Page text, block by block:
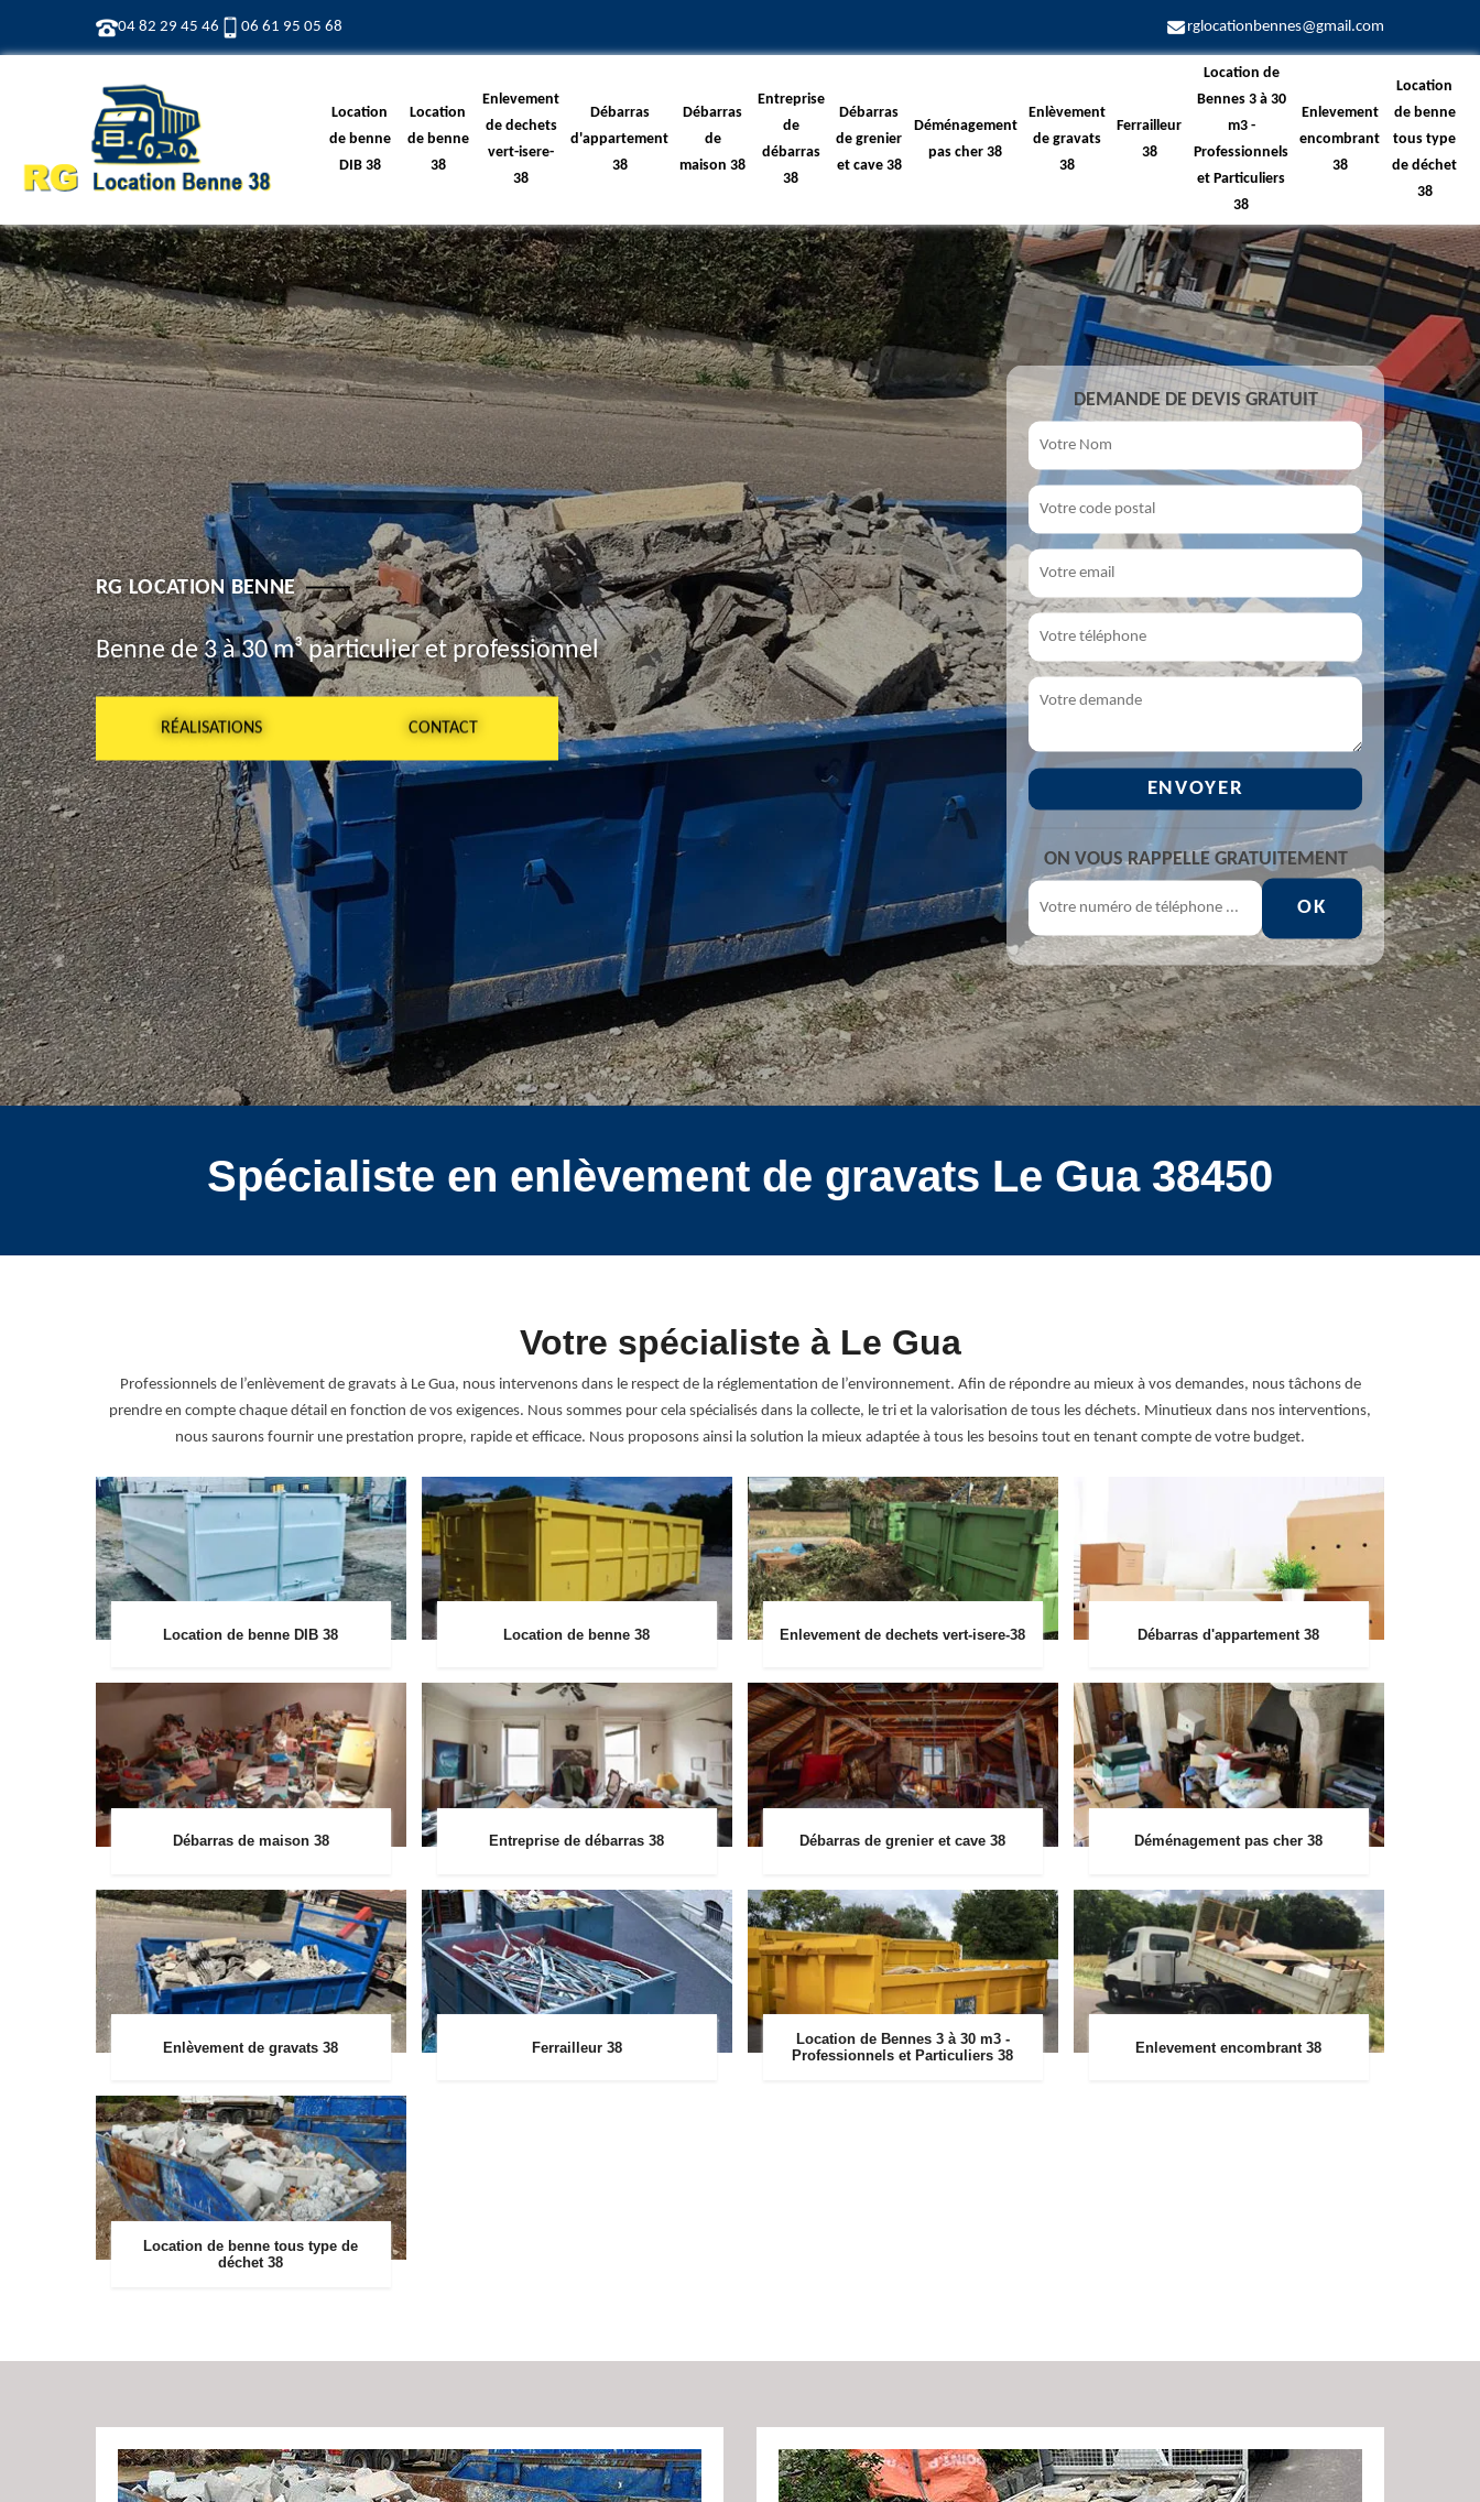
04 82 29 45 46 06 61 95 05 68 rglocationbennes@gmail.com
Location
de benne
DIB 38
Location
de benne
38
Enlevement
de dechets
vert-isere-
38
Débarras
d'appartement
38
Débarras
de
maison 38
Entreprise
de
débarras
38
Débarras
de grenier
et cave 38
Déménagement
pas cher 38
Enlèvement
de gravats
38
Ferrailleur
38
Location de
Bennes 3 à 30
m3 -
Professionnels
et Particuliers
38
Enlevement
encombrant
38
Location
de benne
tous type
de déchet
38
RG LOCATION BENNE
Benne de 3 à 30 m³ particulier et professionnel
RÉALISATIONS CONTACT
DEMANDE DE DEVIS GRATUIT
ON VOUS RAPPELLE GRATUITEMENT
Spécialiste en enlèvement de gravats Le Gua 38450
Votre spécialiste à Le Gua
Professionnels de l’enlèvement de gravats à Le Gua, nous intervenons dans le respect de la réglementation de l’environnement. Afin de répondre au mieux à vos demandes, nous tâchons de
prendre en compte chaque détail en fonction de vos exigences. Nous sommes pour cela spécialisés dans la collecte, le tri et la valorisation de tous les déchets. Minutieux dans nos interventions,
nous saurons fournir une prestation propre, rapide et efficace. Nous proposons ainsi la solution la mieux adaptée à tous les besoins tout en tenant compte de votre budget.
Location de benne DIB 38 Location de benne 38 Enlevement de dechets vert-isere-38 Débarras d'appartement 38
Débarras de maison 38 Entreprise de débarras 38 Débarras de grenier et cave 38 Déménagement pas cher 38
Enlèvement de gravats 38 Ferrailleur 38
Location de Bennes 3 à 30 m3 -
Professionnels et Particuliers 38
Enlevement encombrant 38
Location de benne tous type de
déchet 38